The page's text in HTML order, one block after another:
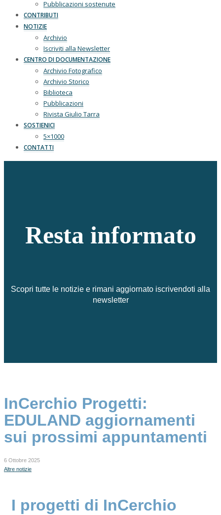
Pubblicazioni sostenute
CONTRIBUTI
NOTIZIE
Archivio
Iscriviti alla Newsletter
CENTRO DI DOCUMENTAZIONE
Archivio Fotografico
Archivio Storico
Biblioteca
Pubblicazioni
Rivista Giulio Tarra
SOSTIENICI
5×1000
CONTATTI
Resta informato
Scopri tutte le notizie e rimani aggiornato iscrivendoti alla
newsletter
InCerchio Progetti:
EDULAND aggiornamenti
sui prossimi appuntamenti
6 Ottobre 2025
Altre notizie
I progetti di InCerchio